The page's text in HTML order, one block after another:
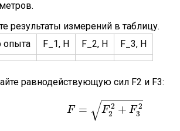
результаты измерений в таблицу.
опыта
F_1, Н F_2, Н F_3, Н
равнодействующую сил F2 и F3:
F = √F 2
2 + F 2
3
22+F32